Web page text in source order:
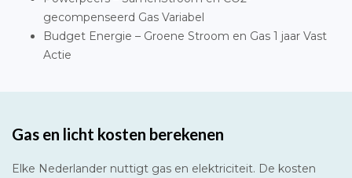
gecompenseerd Gas Variabel
Budget Energie – Groene Stroom en Gas 1 jaar Vast
Actie
Gas en licht kosten berekenen
Elke Nederlander nuttigt gas en elektriciteit. De kosten